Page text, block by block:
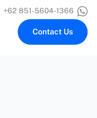
+62 851-5604-1366
Contact Us